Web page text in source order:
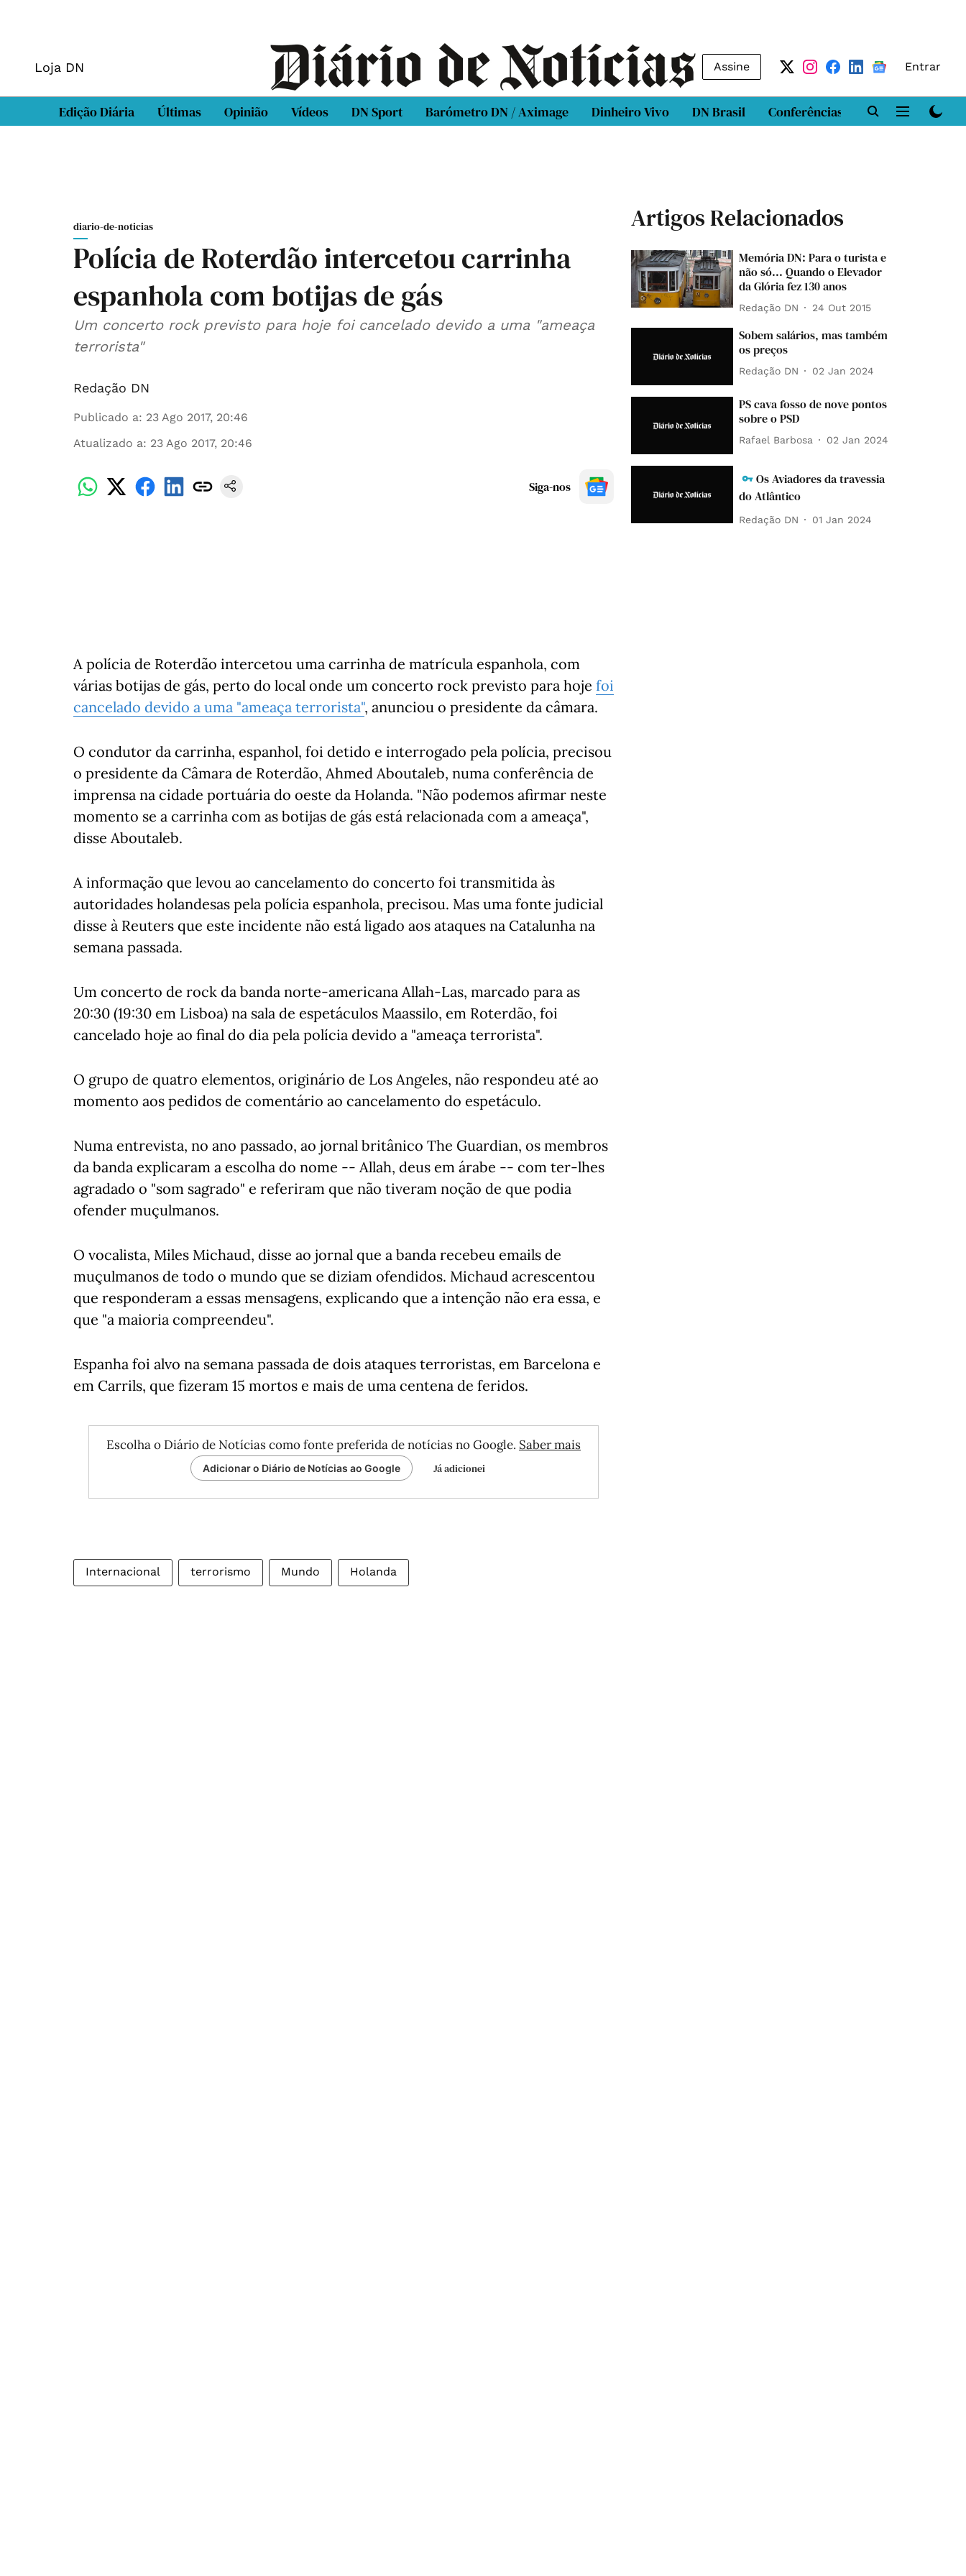
Loja DN Assine Entrar
Edição Diária Últimas Opinião Vídeos DN Sport Barómetro DN / Aximage Dinheiro Vivo DN Brasil Conferências DN LAB
diario-de-noticias
Polícia de Roterdão intercetou carrinha
espanhola com botijas de gás
Um concerto rock previsto para hoje foi cancelado devido a uma "ameaça
terrorista"
Redação DN
Publicado a: 23 Ago 2017, 20:46
Atualizado a: 23 Ago 2017, 20:46
Siga-nos
A polícia de Roterdão intercetou uma carrinha de matrícula espanhola, com
várias botijas de gás, perto do local onde um concerto rock previsto para hoje foi
cancelado devido a uma "ameaça terrorista", anunciou o presidente da câmara.
O condutor da carrinha, espanhol, foi detido e interrogado pela polícia, precisou
o presidente da Câmara de Roterdão, Ahmed Aboutaleb, numa conferência de
imprensa na cidade portuária do oeste da Holanda. "Não podemos afirmar neste
momento se a carrinha com as botijas de gás está relacionada com a ameaça",
disse Aboutaleb.
A informação que levou ao cancelamento do concerto foi transmitida às
autoridades holandesas pela polícia espanhola, precisou. Mas uma fonte judicial
disse à Reuters que este incidente não está ligado aos ataques na Catalunha na
semana passada.
Um concerto de rock da banda norte-americana Allah-Las, marcado para as
20:30 (19:30 em Lisboa) na sala de espetáculos Maassilo, em Roterdão, foi
cancelado hoje ao final do dia pela polícia devido a "ameaça terrorista".
O grupo de quatro elementos, originário de Los Angeles, não respondeu até ao
momento aos pedidos de comentário ao cancelamento do espetáculo.
Numa entrevista, no ano passado, ao jornal britânico The Guardian, os membros
da banda explicaram a escolha do nome -- Allah, deus em árabe -- com ter-lhes
agradado o "som sagrado" e referiram que não tiveram noção de que podia
ofender muçulmanos.
O vocalista, Miles Michaud, disse ao jornal que a banda recebeu emails de
muçulmanos de todo o mundo que se diziam ofendidos. Michaud acrescentou
que responderam a essas mensagens, explicando que a intenção não era essa, e
que "a maioria compreendeu".
Espanha foi alvo na semana passada de dois ataques terroristas, em Barcelona e
em Carrils, que fizeram 15 mortos e mais de uma centena de feridos.
Escolha o Diário de Notícias como fonte preferida de notícias no Google. Saber mais
Adicionar o Diário de Notícias ao Google Já adicionei
Internacional terrorismo Mundo Holanda
Artigos Relacionados
Memória DN: Para o turista e
não só... Quando o Elevador
da Glória fez 130 anos
Redação DN 24 Out 2015
Sobem salários, mas também
os preços
Redação DN 02 Jan 2024
PS cava fosso de nove pontos
sobre o PSD
Rafael Barbosa 02 Jan 2024
Os Aviadores da travessia
do Atlântico
Redação DN 01 Jan 2024